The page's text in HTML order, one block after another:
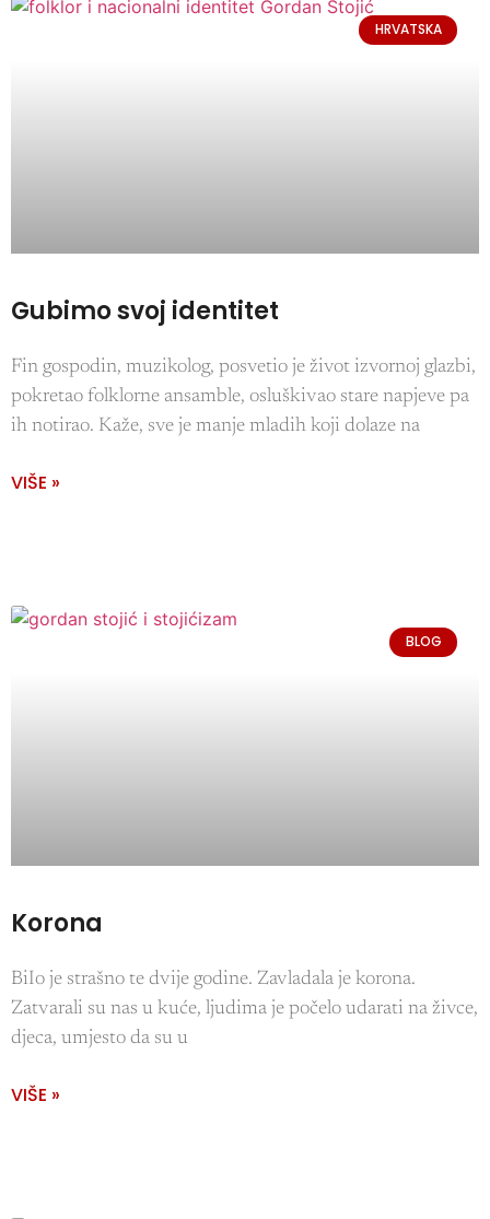
HRVATSKA
Gubimo svoj identitet
Fin gospodin, muzikolog, posvetio je život izvornoj glazbi,
pokretao folklorne ansamble, osluškivao stare napjeve pa
ih notirao. Kaže, sve je manje mladih koji dolaze na
VIŠE »
BLOG
Korona
BiIo je strašno te dvije godine. Zavladala je korona.
Zatvarali su nas u kuće, ljudima je počelo udarati na živce,
djeca, umjesto da su u
VIŠE »